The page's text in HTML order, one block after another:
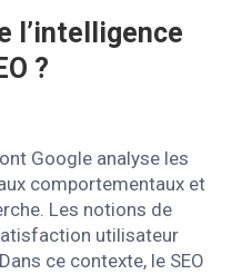
l’intelligence
?
Google analyse les
comportementaux et
Les notions de
utilisateur
ce contexte, le SEO